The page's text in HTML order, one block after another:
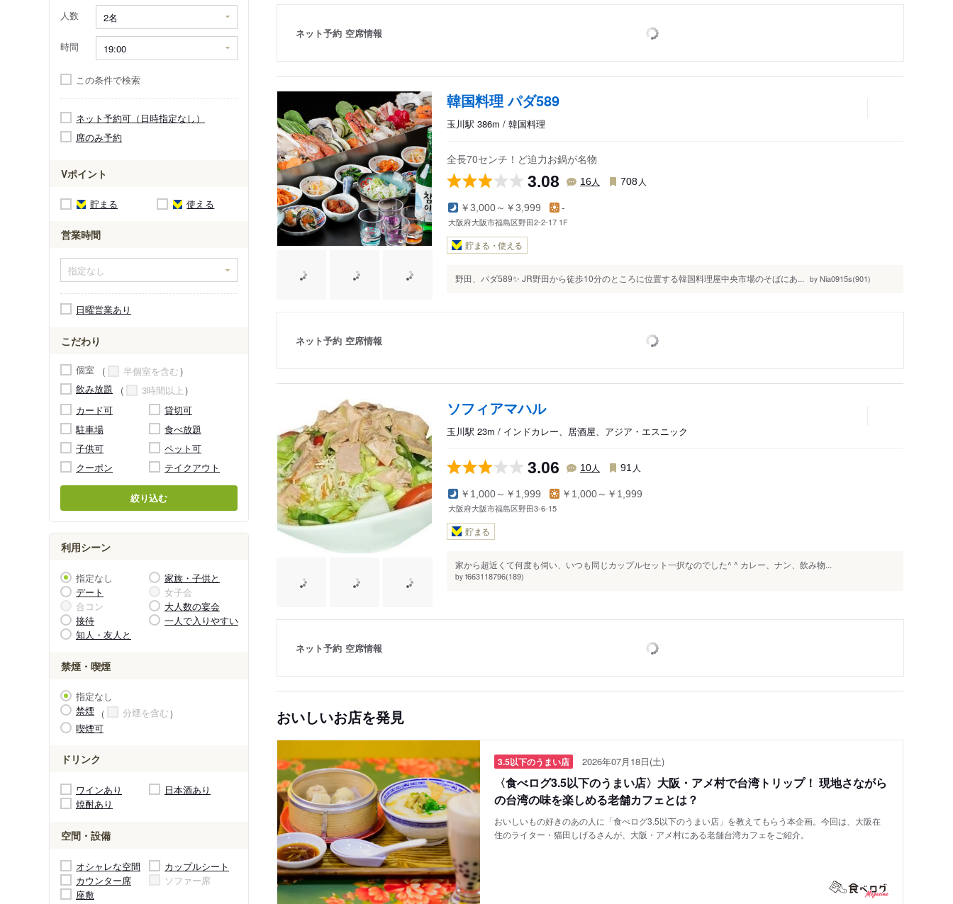
人数
時間
この条件で検索
ネット予約可（日時指定なし）
席のみ予約
Vポイント
貯まる 使える
営業時間
日曜営業あり
こだわり
個室
半個室を含む
飲み放題
3時間以上
カード可
貸切可
駐車場
食べ放題
子供可
ペット可
クーポン
テイクアウト
絞り込む
利用シーン
指定なし
家族・子供と
デート
女子会
合コン
大人数の宴会
接待
一人で入りやすい
知人・友人と
禁煙・喫煙
指定なし
禁煙
分煙を含む
喫煙可
ドリンク
ワインあり
日本酒あり
焼酎あり
空間・設備
オシャレな空間
カップルシート
カウンター席
ソファー席
座敷
ネット予約 空席情報
韓国料理 パダ589
玉川駅 386m / 韓国料理
全長70センチ！ど迫力お鍋が名物
3.08 16人 708 人
￥3,000～￥3,999
-
大阪府大阪市福島区野田2-2-17 1F
貯まる・使える
野田、パダ589✨ JR野田から徒歩10分のところに位置する韓国料理屋中央市場のそばにあ... by Nia0915s(901)
ネット予約 空席情報
ソフィアマハル
玉川駅 23m / インドカレー、居酒屋、アジア・エスニック
3.06 10人 91 人
￥1,000～￥1,999
￥1,000～￥1,999
大阪府大阪市福島区野田3-6-15
貯まる
家から超近くて何度も伺い、いつも同じカップルセット一択なのでした^ ^ カレー、ナン、飲み物...
by f663118796(189)
ネット予約 空席情報
おいしいお店を発見
3.5以下のうまい店 2026年07月18日(土)
〈食べログ3.5以下のうまい店〉大阪・アメ村で台湾トリップ！ 現地さながら
の台湾の味を楽しめる老舗カフェとは？
おいしいもの好きのあの人に「食べログ3.5以下のうまい店」を教えてもらう本企画。今回は、大阪在
住のライター・猫田しげるさんが、大阪・アメ村にある老舗台湾カフェをご紹介。